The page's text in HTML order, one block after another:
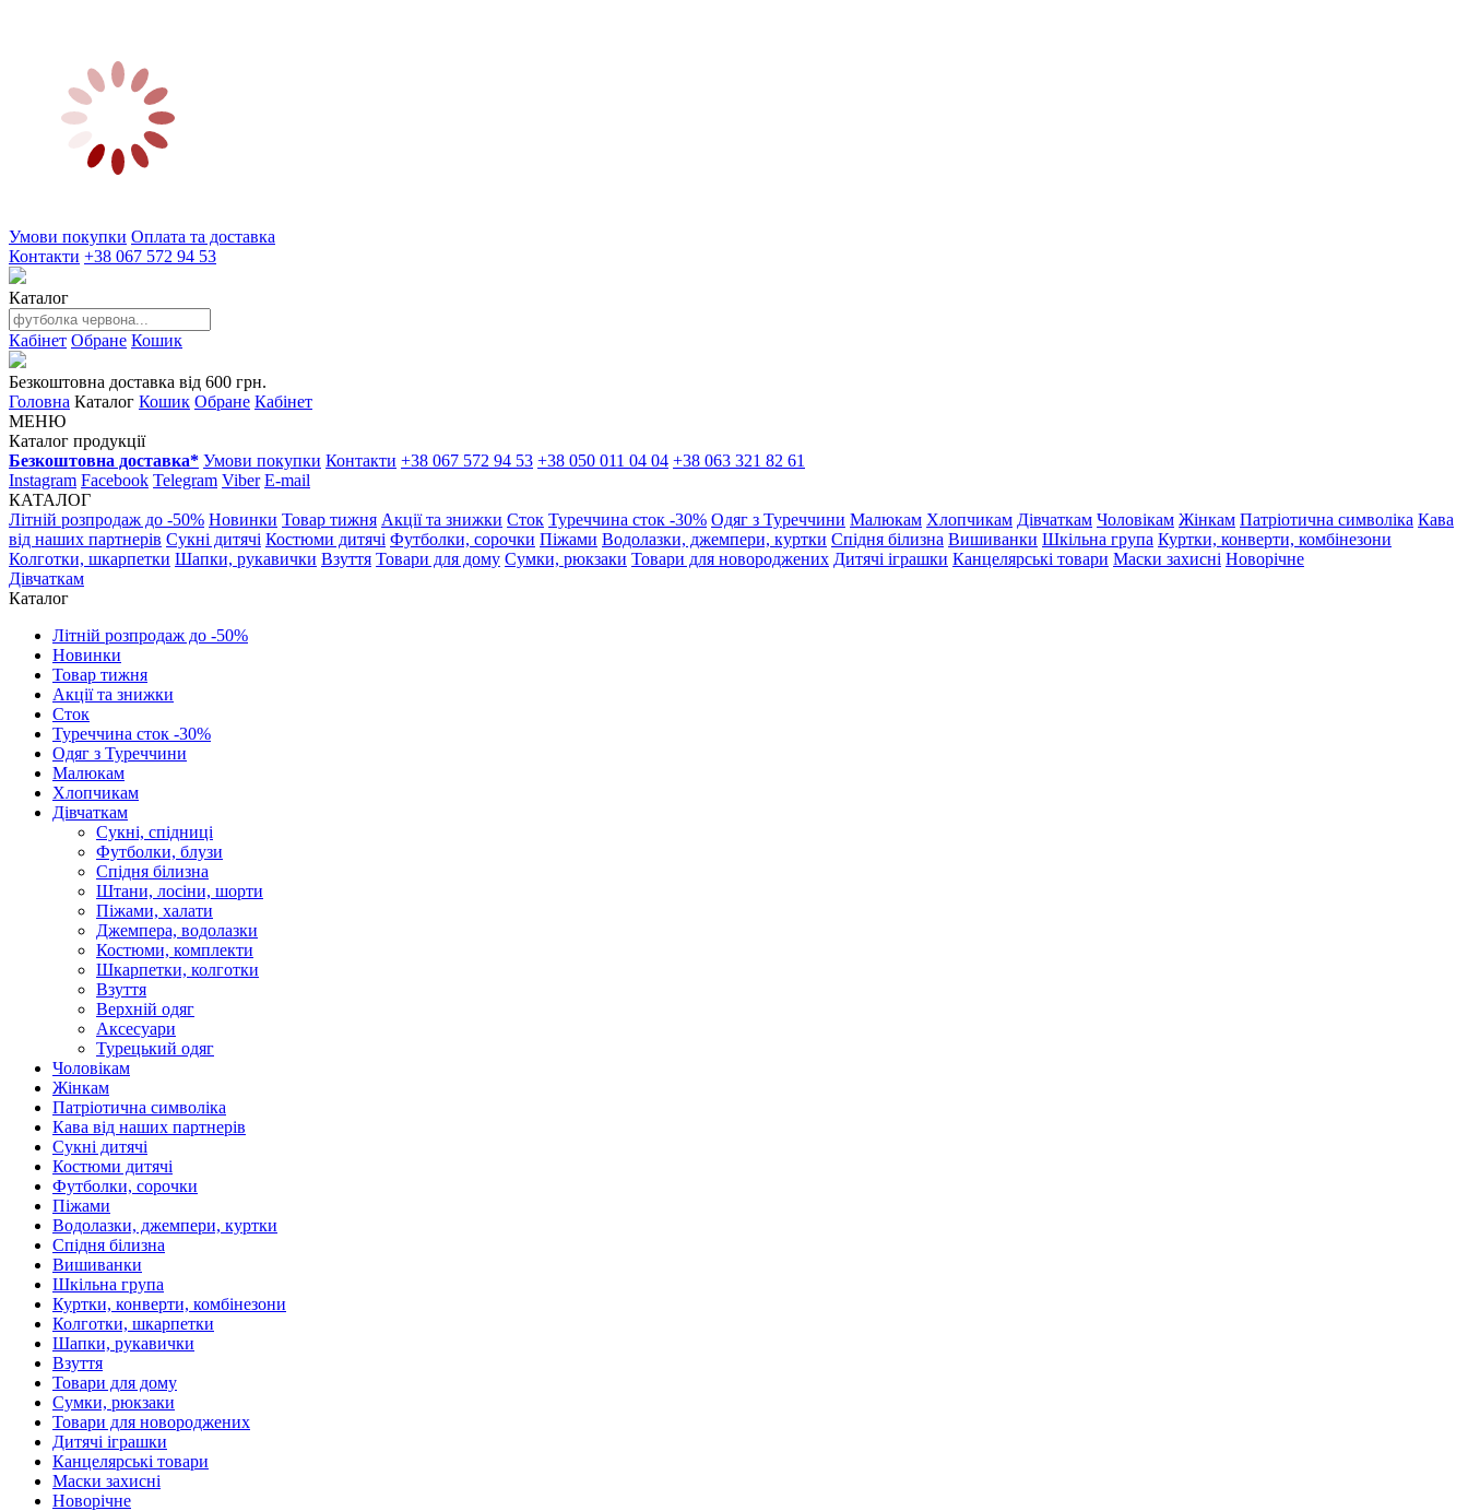
Умови покупки Оплата та доставка
Контакти +38 067 572 94 53
Каталог
Кабінет Обране Кошик
Безкоштовна доставка від 600 грн.
Головна Каталог Кошик Обране Кабінет
МЕНЮ
Каталог продукції
Безкоштовна доставка* Умови покупки Контакти +38 067 572 94 53 +38 050 011 04 04 +38 063 321 82 61
Instagram Facebook Telegram Viber E-mail
КАТАЛОГ
Літній розпродаж до -50% Новинки Товар тижня Акції та знижки Сток Туреччина сток -30% Одяг з Туреччини Малюкам Хлопчикам Дівчаткам Чоловікам Жінкам Патріотична символіка Кава
від наших партнерів Сукні дитячі Костюми дитячі Футболки, сорочки Піжами Водолазки, джемпери, куртки Спідня білизна Вишиванки Шкільна група Куртки, конверти, комбінезони
Колготки, шкарпетки Шапки, рукавички Взуття Товари для дому Сумки, рюкзаки Товари для новороджених Дитячі іграшки Канцелярські товари Маски захисні Новорічне
Дівчаткам
Каталог
Літній розпродаж до -50%
Новинки
Товар тижня
Акції та знижки
Сток
Туреччина сток -30%
Одяг з Туреччини
Малюкам
Хлопчикам
Дівчаткам
Сукні, спідниці
Футболки, блузи
Спідня білизна
Штани, лосіни, шорти
Піжами, халати
Джемпера, водолазки
Костюми, комплекти
Шкарпетки, колготки
Взуття
Верхній одяг
Аксесуари
Турецький одяг
Чоловікам
Жінкам
Патріотична символіка
Кава від наших партнерів
Сукні дитячі
Костюми дитячі
Футболки, сорочки
Піжами
Водолазки, джемпери, куртки
Спідня білизна
Вишиванки
Шкільна група
Куртки, конверти, комбінезони
Колготки, шкарпетки
Шапки, рукавички
Взуття
Товари для дому
Сумки, рюкзаки
Товари для новороджених
Дитячі іграшки
Канцелярські товари
Маски захисні
Новорічне